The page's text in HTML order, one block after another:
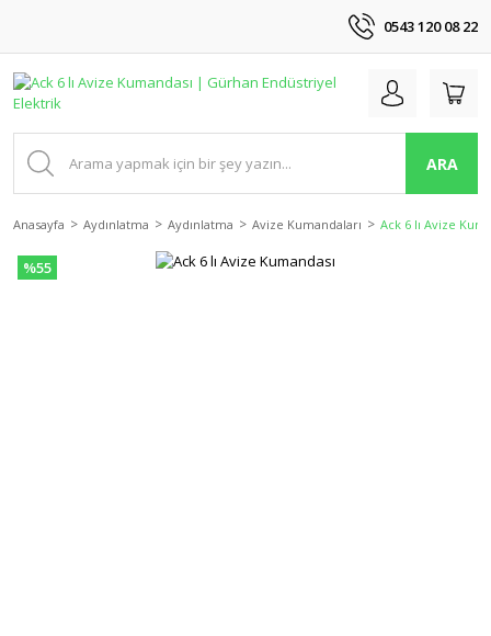
0543 120 08 22
ARA
Anasayfa Aydınlatma Aydınlatma Avize Kumandaları Ack 6 lı Avize
%55